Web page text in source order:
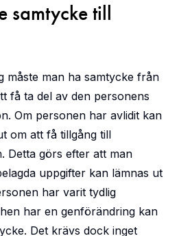
samtycke till
måste man ha samtycke från
få ta del av den personens
Om personen har avlidit kan
om att få tillgång till
Detta görs efter att man
uppgifter kan lämnas ut
har varit tydlig
har en genförändring kan
Det krävs dock inget